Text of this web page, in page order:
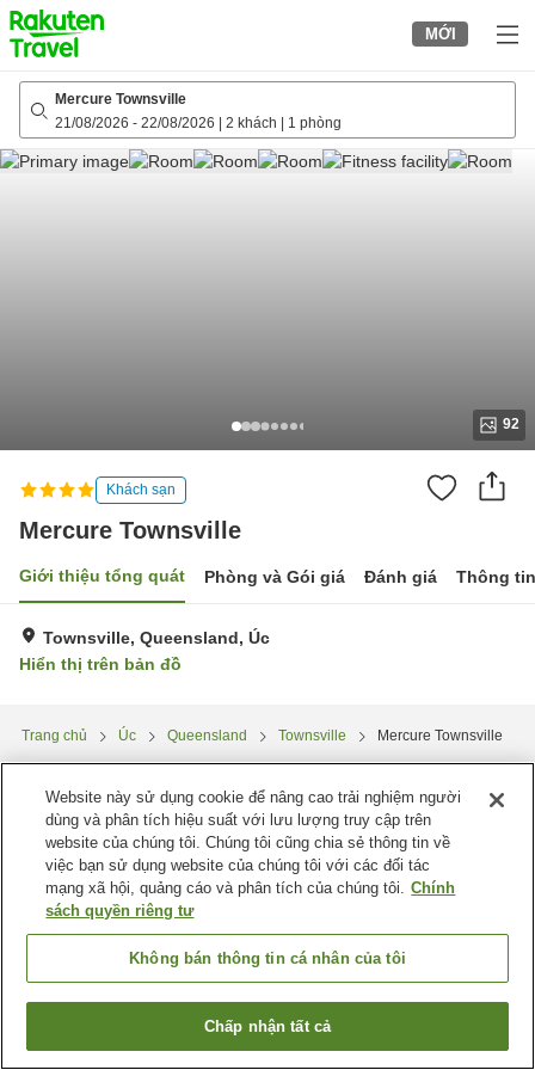
to
top
page
MỚI
Mercure Townsville
21/08/2026 - 22/08/2026 2 khách 1 phòng
92
Khách sạn
Mercure Townsville
Giới thiệu tổng quát Phòng và Gói giá Đánh giá Thông
Townsville, Queensland, Úc
Hiển thị trên bản đồ
Trang chủ Úc Queensland Townsville Mercure Townsville
Tìm phòng trống
Website này sử dụng cookie để nâng cao trải nghiệm người
dùng và phân tích hiệu suất với lưu lượng truy cập trên
website của chúng tôi. Chúng tôi cũng chia sẻ thông tin về
việc bạn sử dụng website của chúng tôi với các đối tác
mạng xã hội, quảng cáo và phân tích của chúng tôi. Chính
sách quyền riêng tư
Không bán thông tin cá nhân của tôi
Chấp nhận tất cả